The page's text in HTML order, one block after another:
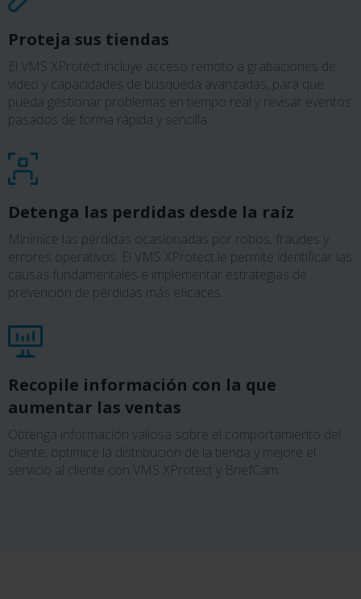
Proteja sus tiendas
El VMS XProtect incluye acceso remoto a grabaciones de
vídeo y capacidades de búsqueda avanzadas, para que
pueda gestionar problemas en tiempo real y revisar eventos
pasados de forma rápida y sencilla.
Detenga las perdidas desde la raíz
Minimice las pérdidas ocasionadas por robos, fraudes y
errores operativos. El VMS XProtect le permite identificar las
causas fundamentales e implementar estrategias de
prevención de pérdidas más eficaces.
Recopile información con la que
aumentar las ventas
Obtenga información valiosa sobre el comportamiento del
cliente, optimice la distribución de la tienda y mejore el
servicio al cliente con VMS XProtect y BriefCam.